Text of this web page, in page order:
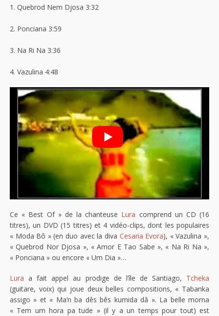
1. Quebrod Nem Djosa 3:32
2. Ponciana 3:59
3. Na Ri Na 3:36
4. Vazulina 4:48
Ce « Best Of » de la chanteuse Lura comprend un CD (16
titres), un DVD (15 titres) et 4 vidéo-clips, dont les populaires
« Moda Bô » (en duo avec la diva Cesaria Evora), « Vazulina »,
« Quebrod Nor Djosa », « Amor E Tao Sabe », « Na Ri Na »,
« Ponciana » ou encore « Um Dia »…
Lura a fait appel au prodige de l’île de Santiago, Tcheka
(guitare, voix) qui joue deux belles compositions, « Tabanka
assigo » et « Ma’n ba dês bês kumida dâ ». La belle morna
« Tem um hora pa tude » (il y a un temps pour tout) est